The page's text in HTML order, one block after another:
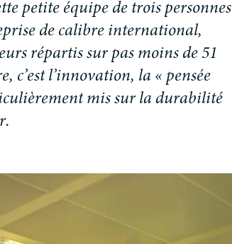
tte petite équipe de trois personnes
prise de calibre international,
urs répartis sur pas moins de 51
e, c’est l’innovation, la « pensée
culièrement mis sur la durabilité
r.